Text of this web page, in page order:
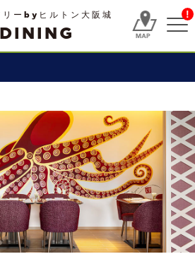
リーbyヒルトン大阪城
DINING
!